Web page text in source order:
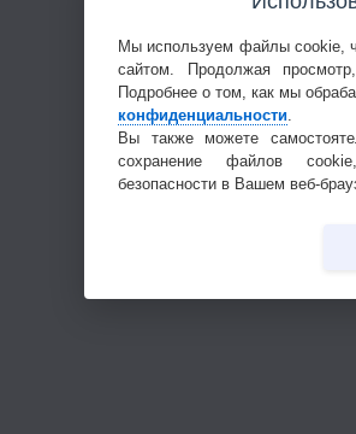
Мы используем файлы cookie,
сайтом. Продолжая
Подробнее о том, как мы
конфиденциальности
Вы также можете
сохранение файлов
безопасности в Вашем веб-